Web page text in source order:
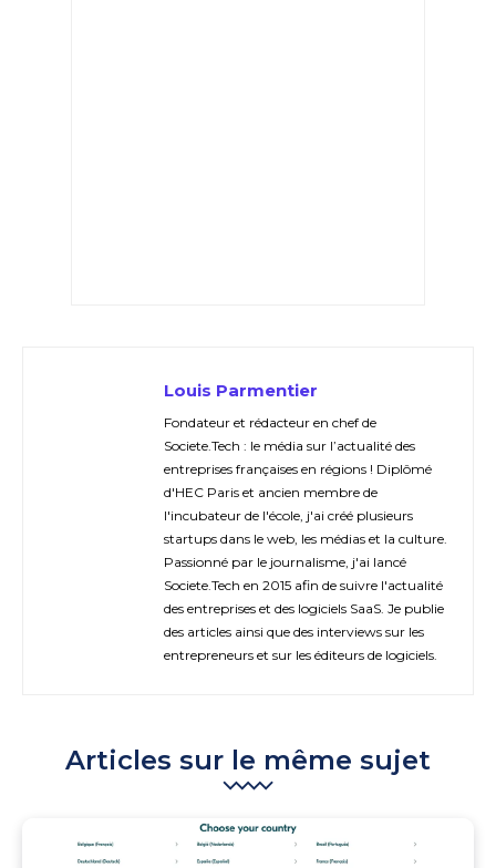
Louis Parmentier
Fondateur et rédacteur en chef de
Societe.Tech : le média sur l’actualité des
entreprises françaises en régions ! Diplômé
d'HEC Paris et ancien membre de
l'incubateur de l'école, j'ai créé plusieurs
startups dans le web, les médias et la culture.
Passionné par le journalisme, j'ai lancé
Societe.Tech en 2015 afin de suivre l'actualité
des entreprises et des logiciels SaaS. Je publie
des articles ainsi que des interviews sur les
entrepreneurs et sur les éditeurs de logiciels.
Articles sur le même sujet